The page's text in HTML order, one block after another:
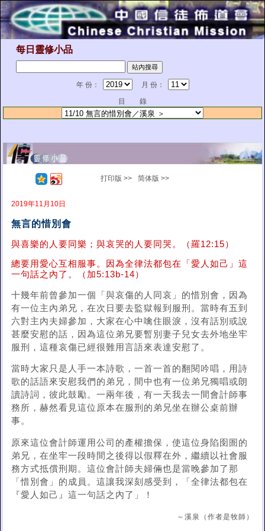
每日靈修小品
年 份：
月 份：
目 錄
打印版 >> 简体版 >>
2019年11月10日
無言的惜別會
與喜樂的人要同樂；與哀哭的人要同哭。（羅12:15）
總要用愛心互相服事。因為全律法都包在「愛人如己」這
一句話之內了。（加5:13b-14）
十幾年前曾參加一個「與哀傷的人同哀」的惜別會，因為
有一位主內弟兄，在次日要去監獄報到服刑。當時有五到
六對主內夫婦參加，大家在心中噙住眼淚，沒有話別或說
甚麼安慰的話，因為這位弟兄要暫別妻子兒女去外地坐牢
服刑，這種哀傷已經很難用言語來表達安慰了。
當時大家只是人手一本詩歌，一首一首的翻閱吟唱，用詩
歌的話語來安慰我們的弟兄，間中也有一位弟兄獨唱或朗
讀詩詞，彼此鼓勵。一兩年後，有一天我去一間會計師事
務所，赫然看見這位原本在服刑的弟兄坐在辦公桌前辦
事。
原來這位會計師運用公司的產權擔保，使這位身陷囹圄的
弟兄，在坐牢一段時間之後得以假釋在外，繼續以社會服
務方式抵償刑期。這位會計師夫婦倆也是當晚參加了那
「惜別會」的成員。這讓我深刻感受到，「全律法都包在
『愛人如己』這一句話之內了」！
～溪泉（作者是牧師）